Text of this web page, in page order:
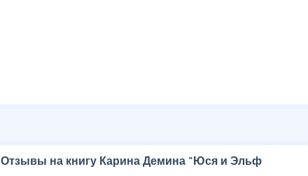
Отзывы на книгу Карина Демина "Юся и Эльф